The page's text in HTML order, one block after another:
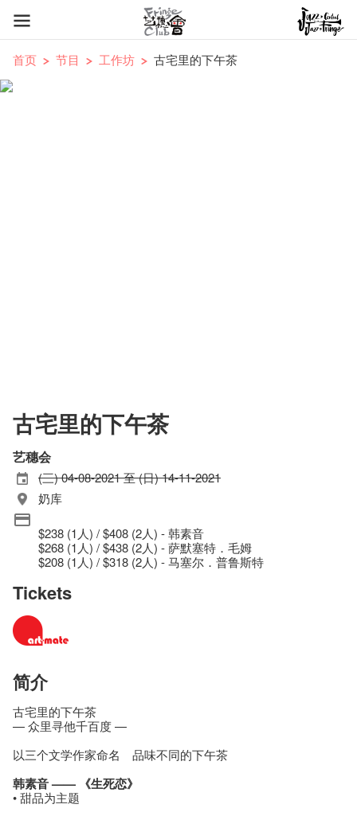
首页 节目 工作坊 古宅里的下午茶
古宅里的下午茶
艺穗会
(三) 04-08-2021 至 (日) 14-11-2021
奶库
$238 (1人) / $408 (2人) - 韩素音
$268 (1人) / $438 (2人) - 萨默塞特．毛姆
$208 (1人) / $318 (2人) - 马塞尔．普鲁斯特
Tickets
简介
古宅里的下午茶
— 众里寻他千百度 —
以三个文学作家命名 品味不同的下午茶
韩素音 —— 《生死恋》
• 甜品为主题